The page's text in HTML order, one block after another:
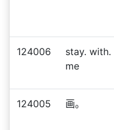
124006
stay. with.
me
124005 画。